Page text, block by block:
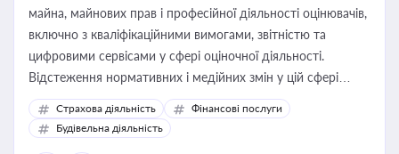
майна, майнових прав і професійної діяльності оцінювачів,
включно з кваліфікаційними вимогами, звітністю та
цифровими сервісами у сфері оціночної діяльності.
Відстеження нормативних і медійних змін у цій сфері
корисне для власника бізнесу, керівника, юриста або
бухгалтера під час оподаткування, приватизації, оренди
державного майна, корпоративних угод і перевірки
Страхова діяльність
Фінансові послуги
Будівельна діяльність